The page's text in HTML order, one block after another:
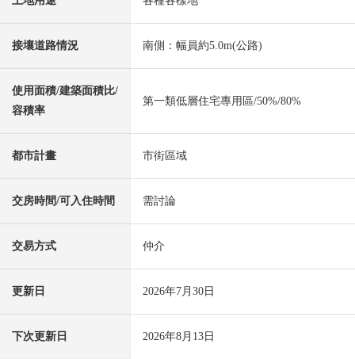
接壤道路情況 南側：幅員約5.0m(公路)
使用面積/建築面積比/
容積率
第一類低層住宅專用區/50%/80%
都市計畫 市街區域
交房時間/可入住時間 需討論
交易方式 仲介
更新日 2026年7月30日
下次更新日 2026年8月13日